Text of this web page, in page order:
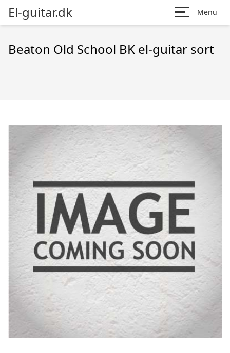
El-guitar.dk Menu
Beaton Old School BK el-guitar sort